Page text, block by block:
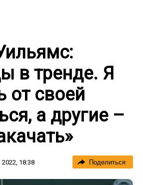
в тренде. Я
от своей
а другие –
2022, 18:38 Поделиться